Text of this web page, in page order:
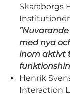
Skaraborgs
med nya
inom aktivt
Henrik
Interaction